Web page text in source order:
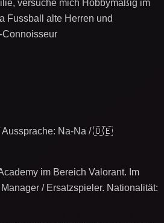
versuche mich Hobbymäßig im
Fussball alte Herren und
Connoisseur
Aussprache: Na-Na / 🇩🇪
im Bereich Valorant. Im
/ Ersatzspieler. Nationalität: